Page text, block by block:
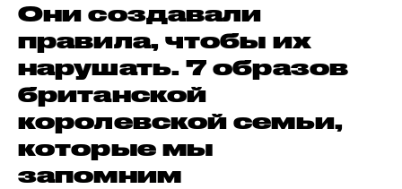
Они создавали
правила, чтобы их
нарушать. 7 образов
британской
королевской семьи,
которые мы
запомним